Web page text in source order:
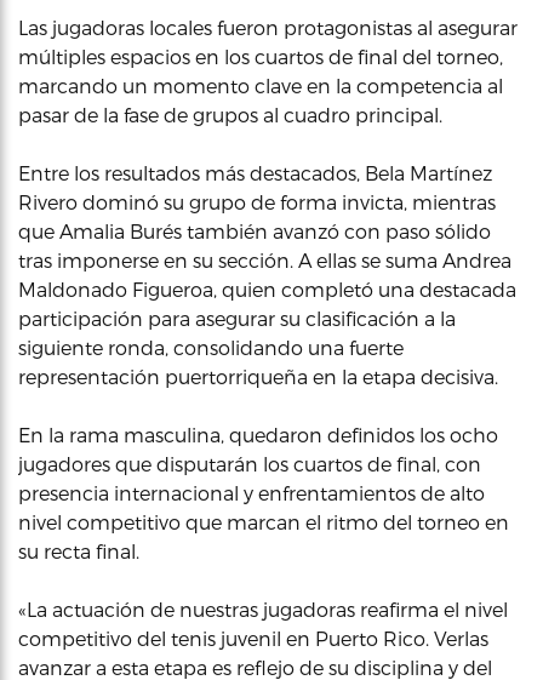
Las jugadoras locales fueron protagonistas al asegurar
múltiples espacios en los cuartos de final del torneo,
marcando un momento clave en la competencia al
pasar de la fase de grupos al cuadro principal.
Entre los resultados más destacados, Bela Martínez
Rivero dominó su grupo de forma invicta, mientras
que Amalia Burés también avanzó con paso sólido
tras imponerse en su sección. A ellas se suma Andrea
Maldonado Figueroa, quien completó una destacada
participación para asegurar su clasificación a la
siguiente ronda, consolidando una fuerte
representación puertorriqueña en la etapa decisiva.
En la rama masculina, quedaron definidos los ocho
jugadores que disputarán los cuartos de final, con
presencia internacional y enfrentamientos de alto
nivel competitivo que marcan el ritmo del torneo en
su recta final.
«La actuación de nuestras jugadoras reafirma el nivel
competitivo del tenis juvenil en Puerto Rico. Verlas
avanzar a esta etapa es reflejo de su disciplina y del